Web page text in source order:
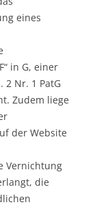
eines
in G, einer
2 Nr. 1 PatG
Zudem liege
der Website
Vernichtung
die